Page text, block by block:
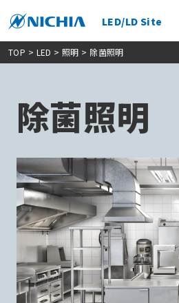
LED/LD Site
TOP > LED > 照明 > 除菌照明
除菌照明